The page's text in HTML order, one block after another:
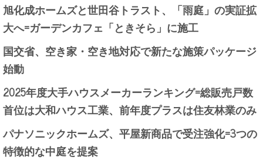
旭化成ホームズと世田谷トラスト、「雨庭」の実証拡
大へ=ガーデンカフェ「ときそら」に施工
国交省、空き家・空き地対応で新たな施策パッケージ
始動
2025年度大手ハウスメーカーランキング=総販売戸数
首位は大和ハウス工業、前年度プラスは住友林業のみ
パナソニックホームズ、平屋新商品で受注強化=3つの
特徴的な中庭を提案